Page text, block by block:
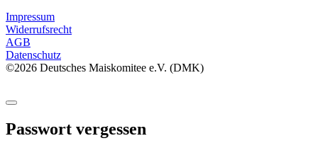
Impressum
Widerrufsrecht
AGB
Datenschutz
©2026 Deutsches Maiskomitee e.V. (DMK)
Passwort vergessen